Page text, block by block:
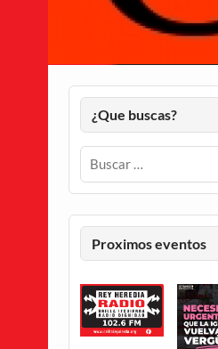
¿Que buscas?
Proximos eventos